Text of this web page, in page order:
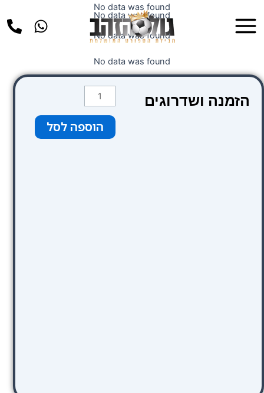
לתוכן
Menu
No data was found
No data was found
No data was found
No data was found
הזמנה ושדרוגים
כמות
של
כחולהוספה לסל